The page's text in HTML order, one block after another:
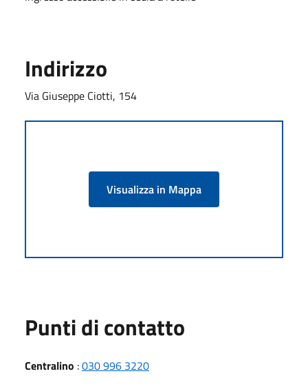
Indirizzo
Via Giuseppe Ciotti, 154
Visualizza in Mappa
Punti di contatto
Centralino :030 996 3220